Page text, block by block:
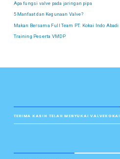
Apa fungsi valve pada jaringan pipa
5 Manfaat dan Kegunaan Valve?
Makan Bersama Full Team PT. Kokai Indo Abadi
Training Peserta VMDP
TERIMA KASIH TELAH MENYUKAI VALVEKOKAI